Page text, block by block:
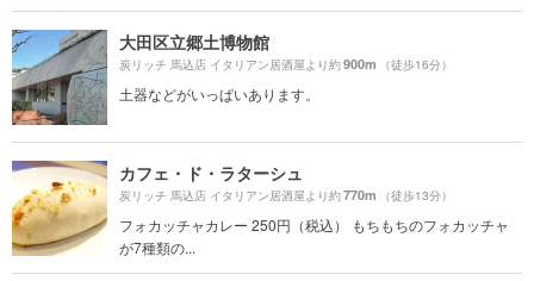
大田区立郷土博物館
炭リッチ 馬込店 イタリアン居酒屋より約900m （徒歩16分）
土器などがいっぱいあります。
カフェ・ド・ラターシュ
炭リッチ 馬込店 イタリアン居酒屋より約770m （徒歩13分）
フォカッチャカレー 250円（税込） もちもちのフォカッチャ
が7種類の...